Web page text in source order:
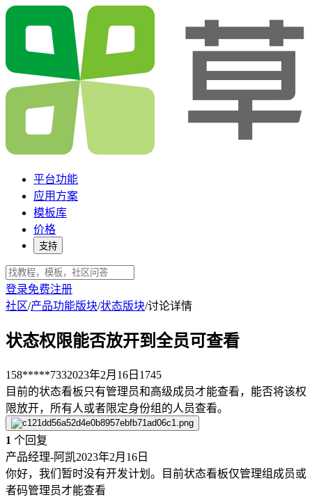
平台功能
应用方案
模板库
价格
支持
登录免费注册
社区/产品功能版块/状态版块/讨论详情
状态权限能否放开到全员可查看
158*****7332023年2月16日 1745
目前的状态看板只有管理员和高级成员才能查看，能否将该权
限放开，所有人或者限定身份组的人员查看。
1 个回复
产品经理-阿凯2023年2月16日
你好，我们暂时没有开发计划。目前状态看板仅管理组成员或
者码管理员才能查看